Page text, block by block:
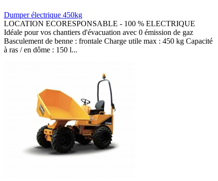
Dumper électrique 450kg
LOCATION ECORESPONSABLE - 100 % ELECTRIQUE
Idéale pour vos chantiers d'évacuation avec 0 émission de gaz
Basculement de benne : frontale Charge utile max : 450 kg Capacité
à ras / en dôme : 150 l...